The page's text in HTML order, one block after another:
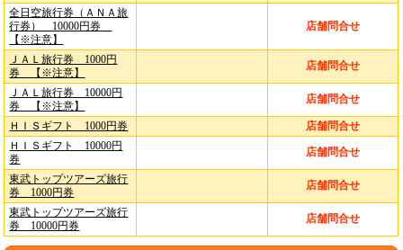
全日空旅行券（ＡＮＡ旅
行券） 10000円券
【※注意】
店舗問合せ
ＪＡＬ旅行券 1000円
券 【※注意】
店舗問合せ
ＪＡＬ旅行券 10000円
券 【※注意】
店舗問合せ
ＨＩＳギフト 1000円券
店舗問合せ
ＨＩＳギフト 10000円
券
店舗問合せ
東武トップツアーズ旅行
券 1000円券
店舗問合せ
東武トップツアーズ旅行
券 10000円券
店舗問合せ